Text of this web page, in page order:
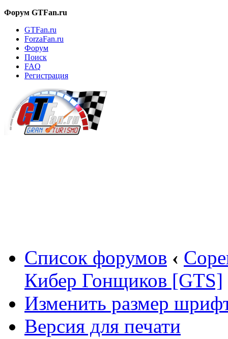
Форум GTFan.ru
GTFan.ru
ForzaFan.ru
Форум
Поиск
FAQ
Регистрация
Список форумов ‹
Кибер Гонщиков [GTS]
Изменить размер
Версия для печати